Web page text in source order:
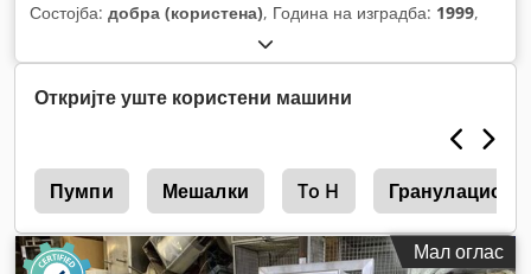
Состојба: добра (користена), Година на изградба: 1999,
Откријте уште користени машини
Пумпи Мешалки To H
Мал оглас